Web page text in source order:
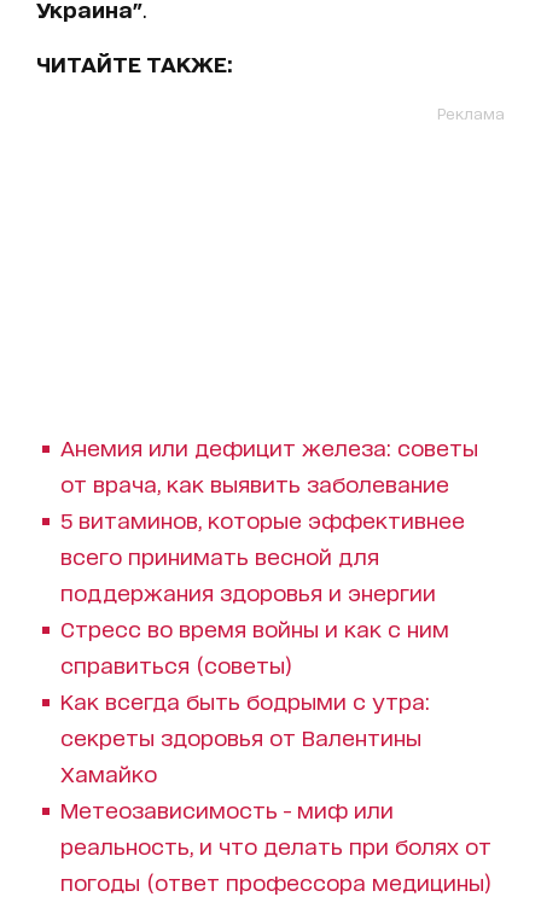
Украина"
ЧИТАЙТЕ ТАКЖЕ:
Реклама
Анемия или дефицит железа: советы
от врача, как выявить заболевание
5 витаминов, которые эффективнее
всего принимать весной для
поддержания здоровья и энергии
Стресс во время войны и как с ним
справиться (советы)
Как всегда быть бодрыми с утра:
секреты здоровья от Валентины
Хамайко
Метеозависимость - миф или
реальность, и что делать при болях от
погоды (ответ профессора медицины)